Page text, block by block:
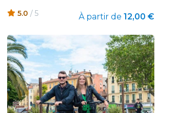
5.0 / 5 À partir de 12,00 €